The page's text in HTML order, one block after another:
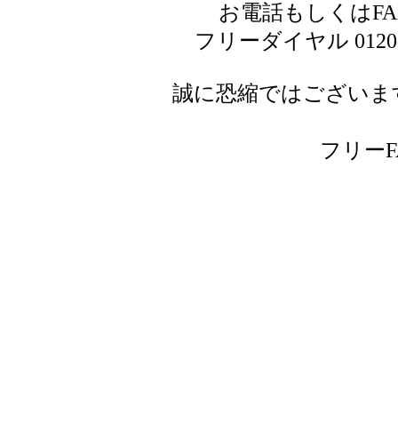
お電話もしくは
フリーダイヤル
誠に恐縮ではござい
フリー